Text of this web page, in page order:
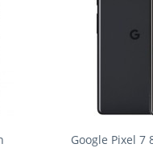
Google Pixel 7